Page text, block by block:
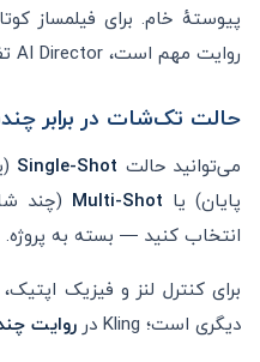
پیوستهٔ خام. برای فیلمساز
روایت مهم است، AI Director تفاوت اصلی است.
حالت تک‌شات در برابر
می‌توانید حالت Single-Shot
پایان) یا Multi-Shot (چند
انتخاب کنید — بسته به پروژه.
برای کنترل لنز و فیزیک اپتیک،
دیگری است؛ Kling در
روایت